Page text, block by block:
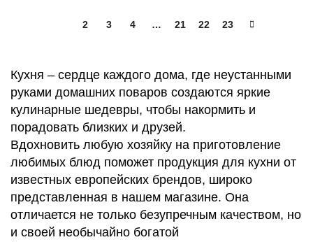
2 3 4 … 21 22 23
Кухня – сердце каждого дома, где неустанными
руками домашних поваров создаются яркие
кулинарные шедевры, чтобы накормить и
порадовать близких и друзей.
Вдохновить любую хозяйку на приготовление
любимых блюд поможет продукция для кухни от
известных европейских брендов, широко
представленная в нашем магазине. Она
отличается не только безупречным качеством, но
и своей необычайно богатой